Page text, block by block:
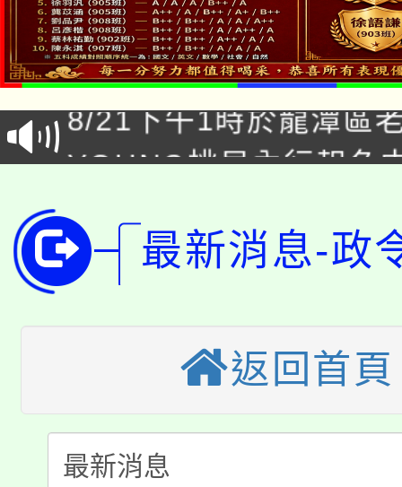
「本色祭」8/29、30在
場熱烈登場!
8/21下午1時於龍潭區
徵才活動。
YOUNG桃局內行報名
開!
115年桃園市運動會8/
田徑場及游泳池舉行。
桃園市低收入戶享有免
視費優惠，中低收入戶
半價優惠，詳情可洽有
者。
大園自造教育及科技中
份教師增能研習
大溪自造教育及科技
份教師研習
淨零綠生活教案入校路
會
115年食農教育專業人
最新消息-政
返回首頁